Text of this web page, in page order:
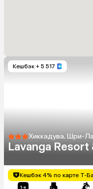
Кешбэк + 5 517
Хиккадува, Шри-
Lavanga Resort
Кешбэк 4% по карте Т-